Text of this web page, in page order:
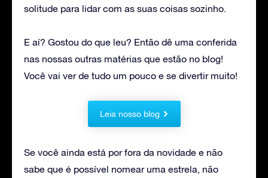
solitude para lidar com as suas coisas sozinho.
E aí? Gostou do que leu? Então dê uma conferida
nas nossas outras matérias que estão no blog!
Você vai ver de tudo um pouco e se divertir muito!
Leia nosso blog
Se você ainda está por fora da novidade e não
sabe que é possível nomear uma estrela, não